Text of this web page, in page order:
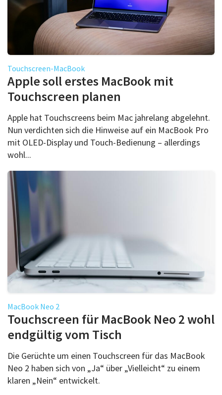
Touchscreen-MacBook
Apple soll erstes MacBook mit
Touchscreen planen
Apple hat Touchscreens beim Mac jahrelang abgelehnt.
Nun verdichten sich die Hinweise auf ein MacBook Pro
mit OLED-Display und Touch-Bedienung – allerdings
wohl...
MacBook Neo 2
Touchscreen für MacBook Neo 2 wohl
endgültig vom Tisch
Die Gerüchte um einen Touchscreen für das MacBook
Neo 2 haben sich von „Ja“ über „Vielleicht“ zu einem
klaren „Nein“ entwickelt.